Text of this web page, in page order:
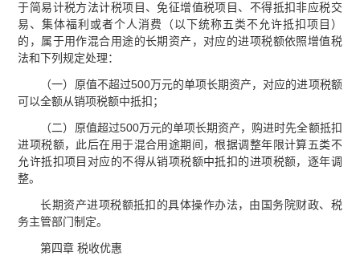
于简易计税方法计税项目、免征增值税项目、不得抵扣非应税交
易、集体福利或者个人消费（以下统称五类不允许抵扣项目）
的，属于用作混合用途的长期资产，对应的进项税额依照增值税
法和下列规定处理：
（一）原值不超过500万元的单项长期资产，对应的进项税额
可以全额从销项税额中抵扣；
（二）原值超过500万元的单项长期资产，购进时先全额抵扣
进项税额，此后在用于混合用途期间，根据调整年限计算五类不
允许抵扣项目对应的不得从销项税额中抵扣的进项税额，逐年调
整。
长期资产进项税额抵扣的具体操作办法，由国务院财政、税
务主管部门制定。
第四章 税收优惠